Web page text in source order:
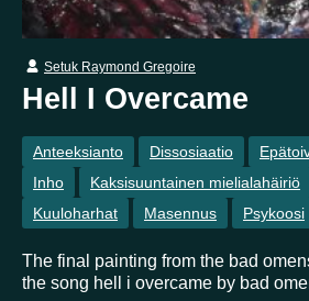
Pakko-oireinen häiriö
Paniikki
Rauhallisuus
Suojelusenkeli
Surrealismi Suru
Syyllisyys
Toivo Trauma
Turvallisuus
Unettomuus Uni
Vääryys
Vainoharhaisuus
Setuk Raymond Gregoire
Hell I Overcame
Anteeksianto Dissosiaatio
Inho
Kaksisuuntainen mielialahäiriö
Kuuloharhat
Masennus Psykoosi
The final painting from the bad
the song hell i overcame by bad